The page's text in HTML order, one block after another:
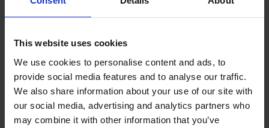
This website uses cookies
We use cookies to personalise content and ads, to
provide social media features and to analyse our traffic.
We also share information about your use of our site with
our social media, advertising and analytics partners who
may combine it with other information that you’ve